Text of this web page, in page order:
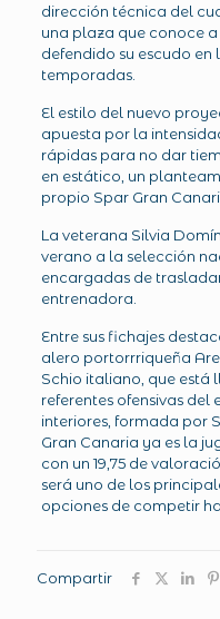
dirección técnica del
una plaza que conoce
defendido su escudo
temporadas.
El estilo del nuevo
apuesta por la
rápidas para no dar
en estático, un
propio Spar Gran
La veterana Silvia
verano a la selección
encargadas de
entrenadora.
Entre sus fichajes
alero portorrriqueña
Schio italiano, que está
referentes ofensivas del
interiores, formada por
Gran Canaria ya es la
con un 19,75 de
será uno de los
opciones de competir
Compartir